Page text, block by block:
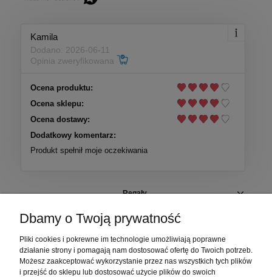
Kamila
Dodano: 2026-06-11
Opinia zweryfikowana
Ocena produktu:
Ocena sklepu:
Ocena dostawy:
Dodatkowy komentarz:
Produkt spełnił moje oczekiwania
Regały
Szafki i pojemniki
Elementy regałów
Dbamy o Twoją prywatność
Pliki cookies i pokrewne im technologie umożliwiają poprawne
działanie strony i pomagają nam dostosować ofertę do Twoich potrzeb.
Możesz zaakceptować wykorzystanie przez nas wszystkich tych plików
i przejść do sklepu lub dostosować użycie plików do swoich